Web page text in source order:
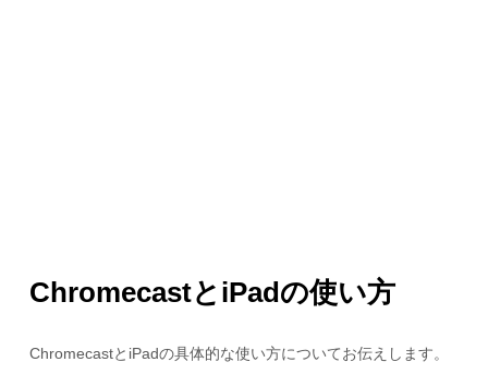
ChromecastとiPadの使い方
ChromecastとiPadの具体的な使い方についてお伝えします。